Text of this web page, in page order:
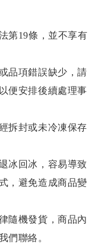
第19條，並不享有
品項錯誤缺少，請
便安排後續處理事
拆封或未冷凍保存
冰回冰，容易導致
，避免造成商品變
隨機發貨，商品內
們聯絡。